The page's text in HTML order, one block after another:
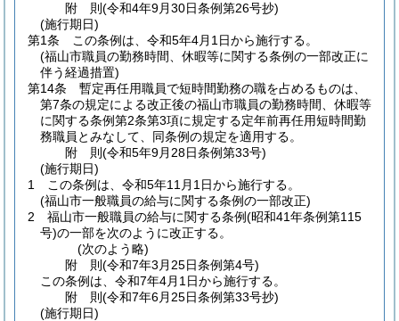
附 則(令和4年9月30日条例第26号抄)
(施行期日)
第1条
この条例は、令和5年4月1日から施行する。
(福山市職員の勤務時間、休暇等に関する条例の一部改正に
伴う経過措置)
第14条
暫定再任用職員で短時間勤務の職を占めるものは、
第7条の規定による改正後の福山市職員の勤務時間、休暇等
に関する条例第2条第3項に規定する定年前再任用短時間勤
務職員とみなして、同条例の規定を適用する。
附 則(令和5年9月28日条例第33号)
(施行期日)
1
この条例は、令和5年11月1日から施行する。
(福山市一般職員の給与に関する条例の一部改正)
2
福山市一般職員の給与に関する条例(昭和41年条例第115
号)の一部を次のように改正する。
(次のよう略)
附 則(令和7年3月25日条例第4号)
この条例は、令和7年4月1日から施行する。
附 則(令和7年6月25日条例第33号抄)
(施行期日)